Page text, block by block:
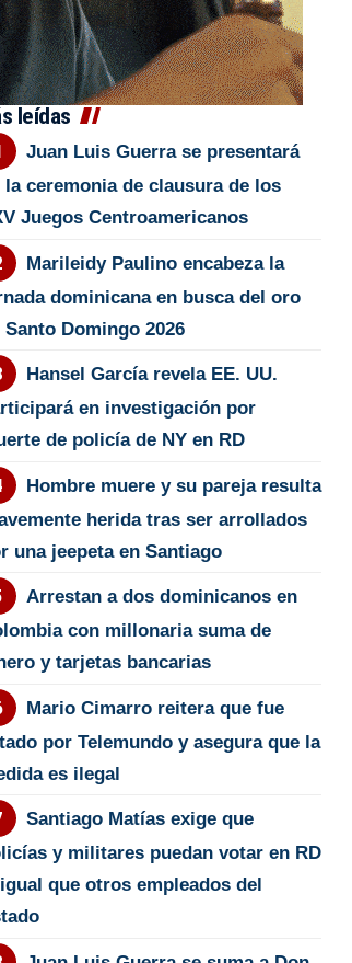
leídas
Juan Luis Guerra se presentará
la ceremonia de clausura de los
Juegos Centroamericanos
Marileidy Paulino encabeza la
dominicana en busca del oro
Santo Domingo 2026
Hansel García revela EE. UU.
en investigación por
de policía de NY en RD
Hombre muere y su pareja resulta
herida tras ser arrollados
una jeepeta en Santiago
Arrestan a dos dominicanos en
con millonaria suma de
y tarjetas bancarias
Mario Cimarro reitera que fue
por Telemundo y asegura que la
es ilegal
Santiago Matías exige que
y militares puedan votar en RD
que otros empleados del